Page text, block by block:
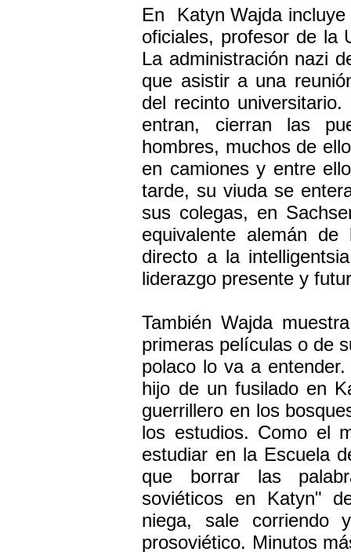
En Katyn Wajda
oficiales, profesor de la
La administración nazi
que asistir a una
del recinto
entran, cierran las
hombres, muchos de
en camiones y entre
tarde, su viuda se
sus colegas, en
equivalente alemán
directo a la
liderazgo presente y
También Wajda
primeras películas o de
polaco lo va a
hijo de un fusilado en
guerrillero en los
los estudios. Como el
estudiar en la Escuela
que borrar las
soviéticos en Katyn"
niega, sale corriendo
prosoviético. Minutos